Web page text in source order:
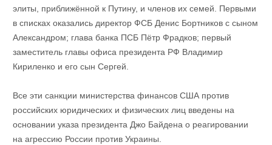
элиты, приближённой к Путину, и членов их семей. Первыми
в списках оказались директор ФСБ Денис Бортников с сыном
Александром; глава банка ПСБ Пётр Фрадков; первый
заместитель главы офиса президента РФ Владимир
Кириленко и его сын Сергей.
Все эти санкции министерства финансов США против
российских юридических и физических лиц введены на
основании указа президента Джо Байдена о реагировании
на агрессию России против Украины.